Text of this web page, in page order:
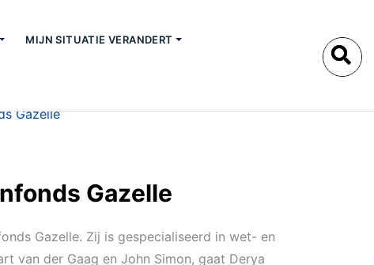
MIJN SITUATIE VERANDERT
Gazelle
Gazelle
Gazelle. Zij is gespecialiseerd in wet- en
van der Gaag en John Simon, gaat Derya